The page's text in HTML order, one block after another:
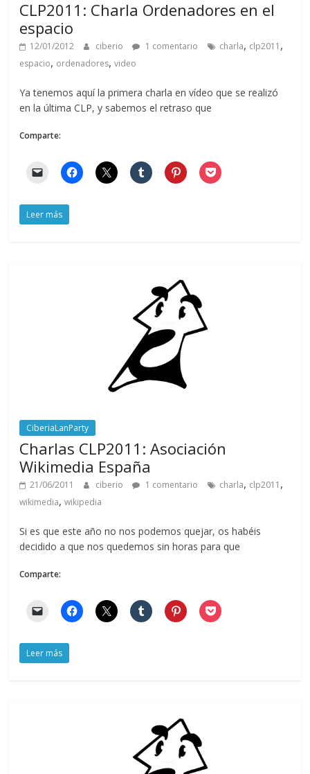
CLP2011: Charla Ordenadores en el
espacio
12/01/2012 ciberio 1 comentario charla, clp2011 ,
espacio, ordenadores,video
Ya tenemos aquí la primera charla en vídeo que se realizó
en la última CLP, y sabemos el retraso que
Comparte:
Leer más
CiberiaLanParty
Charlas CLP2011: Asociación
Wikimedia España
21/06/2011 ciberio 1 comentario charla, clp2011 ,
wikimedia,wikipedia
Si es que este año no nos podemos quejar, os habéis
decidido a que nos quedemos sin horas para que
Comparte:
Leer más